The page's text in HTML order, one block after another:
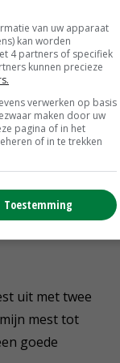
Deal en
nieuwe
maar ook
over
Het boek
ga je overal
die graag
uit met twee
mest tot
goede
van uw apparaat
kan worden
4 partners of specifiek
kunnen precieze
verwerken op basis
maken door uw
pagina of in het
of in te trekken
Toestemming